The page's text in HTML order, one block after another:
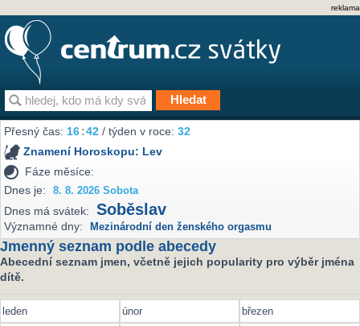
reklama
Přesný čas:16:42 / týden v roce:32
Znamení Horoskopu: Lev
Fáze měsíce:
Dnes je:
8. 8. 2026 Sobota
Dnes má svátek: Soběslav
Významné dny: Mezinárodní den ženského orgasmu
Jmenný seznam podle abecedy
Abecední seznam jmen, včetně jejich popularity pro výběr jména
dítě.
leden únor
březen